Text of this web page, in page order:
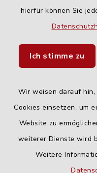
hierfür können Sie
Ich stimme zu
Wir weisen darauf
Cookies einsetzen, um
Website zu
weiterer Dienste wird
Weitere
Quicklinks